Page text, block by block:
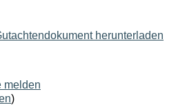
herunterladen
melden
)